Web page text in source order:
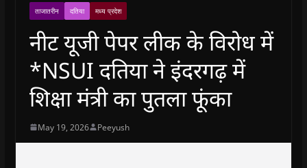
ताजातरीन दतिया मध्य प्रदेश
नीट यूजी पेपर लीक के विरोध में
*NSUI दतिया ने इंदरगढ़ में
शिक्षा मंत्री का पुतला फूंका
May 19, 2026 Peeyush